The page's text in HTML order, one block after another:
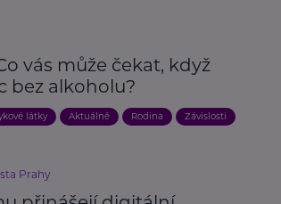
vás může čekat, když
bez alkoholu?
látky Aktuálně Rodina Závislosti
Prahy